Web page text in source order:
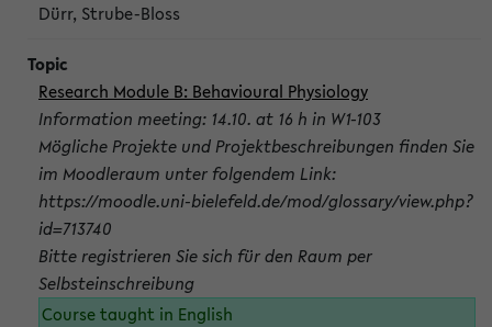
Dürr, Strube-Bloss
Research Module B: Behavioural Physiology
Information meeting: 14.10. at 16 h in W1-103
Mögliche Projekte und Projektbeschreibungen finden Sie
im Moodleraum unter folgendem Link:
https://moodle.uni-bielefeld.de/mod/glossary/view.php?
id=713740
Bitte registrieren Sie sich für den Raum per
Selbsteinschreibung
Course taught in English